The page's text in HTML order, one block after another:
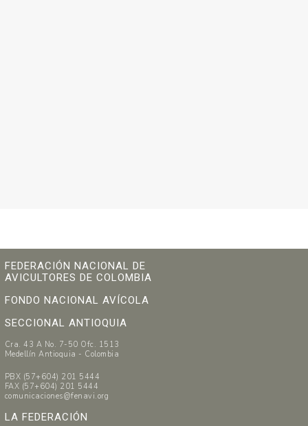
FEDERACIÓN NACIONAL DE
AVICULTORES DE COLOMBIA
FONDO NACIONAL AVÍCOLA
SECCIONAL ANTIOQUIA
Cra. 43 A No. 7-50 Ofc. 1513
Medellín Antioquia - Colombia
PBX (57+604) 201 5444
FAX (57+604) 201 5444
comunicaciones@fenavi.org
LA FEDERACIÓN